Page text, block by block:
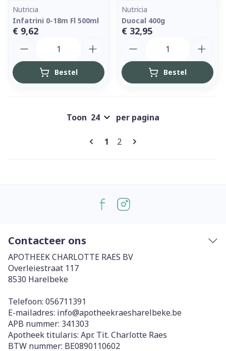
Nutricia
Infatrini 0-18m Fl 500ml
€ 9,62
Bestel
Nutricia
Duocal 400g
€ 32,95
Bestel
Pagina's
U lees momenteel pagina
1 Pagina
2
Toon per pagina
Contacteer ons
APOTHEEK CHARLOTTE RAES BV
Overleiestraat 117
8530 Harelbeke
Telefoon: 056711391
E-mailadres: info@apotheekraesharelbeke.be
APB nummer: 341303
Apotheek titularis: Apr. Tit. Charlotte Raes
BTW nummer: BE0890110602